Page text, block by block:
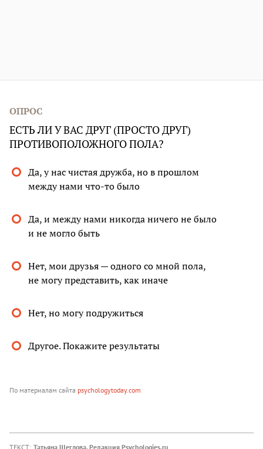
ОПРОС
ЕСТЬ ЛИ У ВАС ДРУГ (ПРОСТО ДРУГ)
ПРОТИВОПОЛОЖНОГО ПОЛА?
Да, у нас чистая дружба, но в прошлом
между нами что-то было
Да, и между нами никогда ничего не было
и не могло быть
Нет, мои друзья — одного со мной пола,
не могу представить, как иначе
Нет, но могу подружиться
Другое. Покажите результаты
По материалам сайта psychologytoday.com
ТЕКСТ: Татьяна Щеглова,Редакция Psychologies.ru